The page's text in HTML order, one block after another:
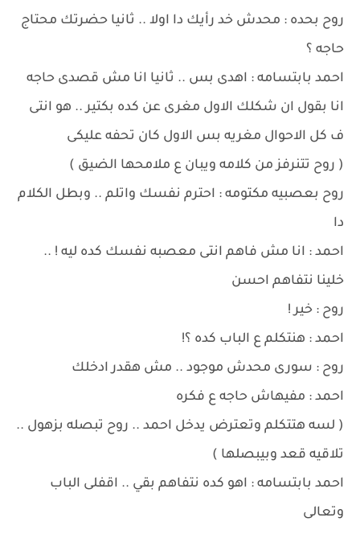
روح بحده : محدش خد رأيك دا اولا .. ثانيا حضرتك محتاج
حاجه ؟
احمد بابتسامه : اهدى بس .. ثانيا انا مش قصدى حاجه
انا بقول ان شكلك الاول مغرى عن كده بكتير .. هو انتى
ف كل الاحوال مغريه بس الاول كان تحفه عليكى
( روح تتنرفز من كلامه ويبان ع ملامحها الضيق )
روح بعصبيه مكتومه : احترم نفسك واتلم .. وبطل الكلام
دا
احمد : انا مش فاهم انتى معصبه نفسك كده ليه ! ..
خلينا نتفاهم احسن
روح : خير !
احمد : هنتكلم ع الباب كده ؟!
روح : سورى محدش موجود .. مش هقدر ادخلك
احمد : مفيهاش حاجه ع فكره
( لسه هتتكلم وتعترض يدخل احمد .. روح تبصله بزهول ..
تلاقيه قعد وبيبصلها )
احمد بابتسامه : اهو كده نتفاهم بقي .. اقفلى الباب
وتعالى